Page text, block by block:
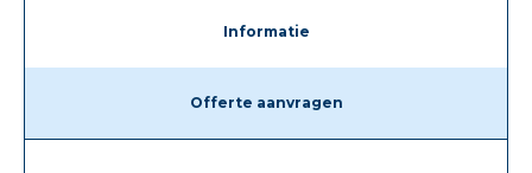
Informatie
Offerte aanvragen